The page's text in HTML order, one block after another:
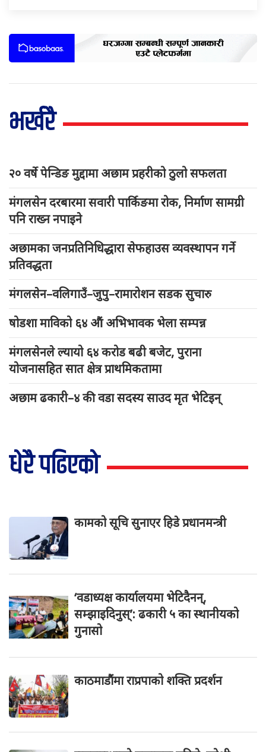
भर्खरै
२० वर्षे पेन्डिङ मुद्दामा अछाम प्रहरीको ठुलो सफलता
मंगलसेन दरबारमा सवारी पार्किङमा रोक, निर्माण सामग्री
पनि राख्न नपाइने
अछामका जनप्रतिनिधिद्धारा सेफहाउस व्यवस्थापन गर्ने
प्रतिवद्धता
मंगलसेन–वलिगाउँ–जुपु–रामारोशन सडक सुचारु
षोडशा माविको ६४ औं अभिभावक भेला सम्पन्न
मंगलसेनले ल्यायो ६४ करोड बढी बजेट, पुराना
योजनासहित सात क्षेत्र प्राथमिकतामा
अछाम ढकारी–४ की वडा सदस्य साउद मृत भेटिइन्
धेरै पढिएको
कामको सूचि सुनाएर हिडे प्रधानमन्त्री
‘वडाध्यक्ष कार्यालयमा भेटिदैनन्,
सम्झाइदिनुस्’: ढकारी ५ का स्थानीयको
गुनासो
काठमाडौंमा राप्रपाको शक्ति प्रदर्शन